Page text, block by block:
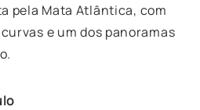
pela Mata Atlântica, com
e um dos panoramas